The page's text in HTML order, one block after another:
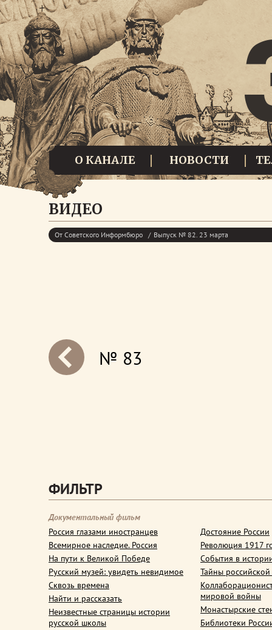
О КАНАЛЕ НОВОСТИ
ВИДЕО
От Советского Информбюро Выпуск № 82. 23 марта
№ 83
ФИЛЬТР
Документальный фильм
Россия глазами иностранцев
Всемирное наследие. Россия
На пути к Великой Победе
Русский музей: увидеть невидимое
Сквозь времена
Найти и рассказать
Неизвестные страницы истории
русской школы
Достояние России
Революция 1917
События в
Тайны
мировой войны
Монастырские
Библиотеки